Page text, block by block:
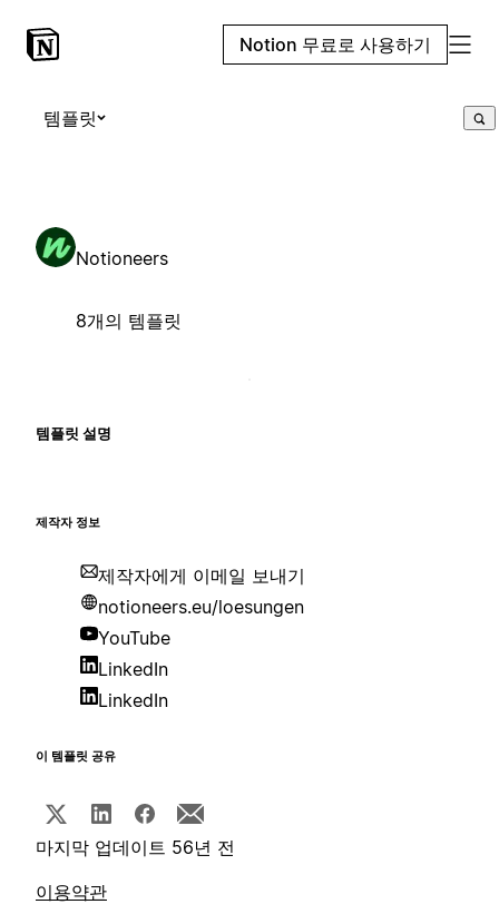
Notion 무료로 사용하기
템플릿
Notioneers
8개의 템플릿
템플릿 설명
제작자 정보
제작자에게 이메일 보내기
notioneers.eu/loesungen
YouTube
LinkedIn
LinkedIn
이 템플릿 공유
마지막 업데이트 56년 전
이용약관